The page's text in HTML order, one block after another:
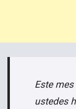
Este
ustedes